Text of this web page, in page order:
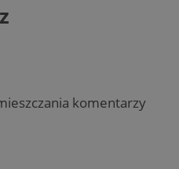
komentarzy